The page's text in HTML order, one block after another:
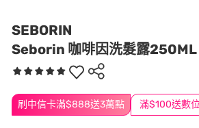
SEBORIN
Seborin 咖啡因洗髮露250ML
刷中信卡滿$888送3萬點